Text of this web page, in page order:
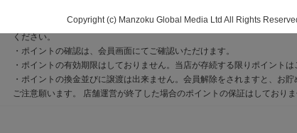
Copyright (c) Manzoku Global Media Ltd All Rights
・ポイントは配送完了時に加算されます。商品をキャンセル・返品されま
・当店内でのお買い物に１ポイント＝１円でご利用いただけます。お支
ください。
・ポイントの確認は、会員画面にてご確認いただけます。
・ポイントの有効期限はしておりません。当店が存続する限りポイントは
・ポイントの換金並びに譲渡は出来ません。会員解除をされますと、お
ご注意願います。 店舗運営が終了した場合のポイントの保証はしておりま